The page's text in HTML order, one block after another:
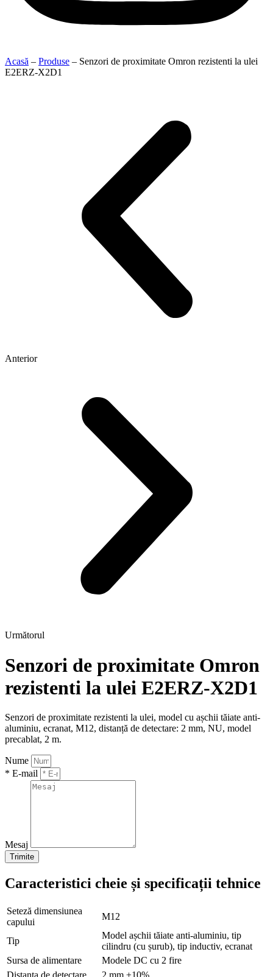
Acasă – Produse – Senzori de proximitate Omron rezistenti la ulei
E2ERZ-X2D1
Anterior
Următorul
Senzori de proximitate Omron
rezistenti la ulei E2ERZ-X2D1
Senzori de proximitate rezistenti la ulei, model cu așchii tăiate anti-
aluminiu, ecranat, M12, distanță de detectare: 2 mm, NU, model
precablat, 2 m.
Nume
* E-mail
Mesaj
Trimite
Caracteristici cheie și specificații tehnice
Seteză dimensiunea
capului
M12
Tip
Model așchii tăiate anti-aluminiu, tip
cilindru (cu șurub), tip inductiv, ecranat
Sursa de alimentare
Modele DC cu 2 fire
Distanța de detectare
2 mm ±10%